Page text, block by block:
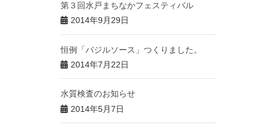
第３回水戸まちなかフェスティバル
2014年9月29日
恒例「バジルソース」つくりました。
2014年7月22日
水質検査のお知らせ
2014年5月7日